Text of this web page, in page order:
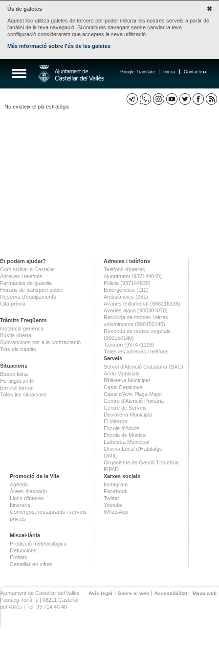
Ús de galetes
Aquest lloc utilitza galetes de tercers per poder millorar els nostres serveis a partir de
l'anàlisi de la teva navegació. Si continues navegant sense canviar la teva
configuració considerarem que acceptes la seva utilització.
Més informació sobre l'ús de les galetes
Contacte
Inici
Google Translate
No existeix el pla estratègic
Et podem ajudar?
Com arribar a Castellar
Adreces i telèfons
Farmàcies de guàrdia
Horaris de transport públic
Reserva d'equipaments
Cita prèvia
Tràmits Freqüents
Instància genèrica
Bústia oberta
Subvencions per a la contractació
Tots els tràmits
Situacions
Busco feina
He tingut un fill
Em vull formar
Totes les situacions
Adreces i telèfons
Telèfons d'interès
Ajuntament (937144040)
Policia (937144830)
Emergències (112)
Ambulàncies (061)
Avaries enllumenat (686216138)
Avaries aigua (900304070)
Recollida de mobles i altres
voluminosos (900150140)
Recollida de restes vegetals
(900150140)
Tanatori (937471203)
Totes les adreces i telèfons
Serveis
Servei d'Atenció Ciutadana (SAC)
Arxiu Municipal
Biblioteca Municipal
Casal Catalunya
Casal d'Avis Plaça Major
Centre d'Atenció Primària
Centre de Serveis
Deixalleria Municipal
El Mirador
Escola d'Adults
Escola de Música
Ludoteca Municipal
Oficina Local d'Habitatge
OMIC
Organisme de Gestió Tributària
PIPAD
Promoció de la Vila
Agenda
Àrees d'esbarjo
Llocs d'interès
Itineraris
Comerços, restaurants i serveis
privats
Miscel·lània
Predicció meteorològica
Defuncions
Entitats
Castellar en xifres
Xarxes socials
Instagram
Facebook
Twitter
Youtube
WhatsApp
Avís legal Sobre el web Accessibilitat Mapa web
Ajuntament de Castellar del Vallès ·
Passeig Tolrà, 1 | 08211 Castellar
del Vallès | Tel. 93 714 40 40